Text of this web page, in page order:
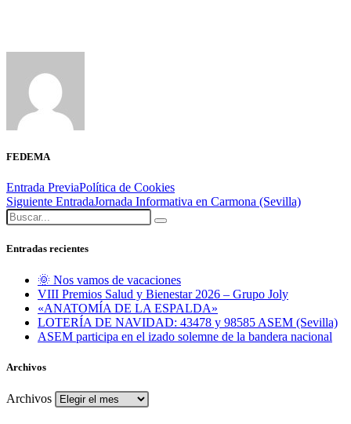
FEDEMA
Entrada PreviaPolítica de Cookies
Siguiente EntradaJornada Informativa en Carmona (Sevilla)
Entradas recientes
🌞 Nos vamos de vacaciones
VIII Premios Salud y Bienestar 2026 – Grupo Joly
«ANATOMÍA DE LA ESPALDA»
LOTERÍA DE NAVIDAD: 43478 y 98585 ASEM (Sevilla)
ASEM participa en el izado solemne de la bandera nacional
Archivos
Archivos